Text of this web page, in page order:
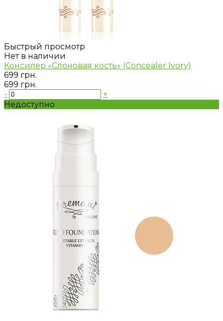
Быстрый просмотр
Нет в наличии
Консилер «Слоновая кость» (Concealer Ivory)
699 грн.
699 грн.
-
+
Недоступно